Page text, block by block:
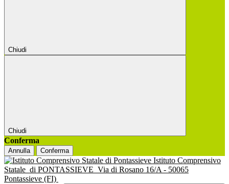
Chiudi
Chiudi
Conferma
Annulla Conferma
Istituto Comprensivo
Statale di PONTASSIEVE Via di Rosano 16/A - 50065
Pontassieve (FI)